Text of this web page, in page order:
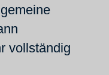
vollständig